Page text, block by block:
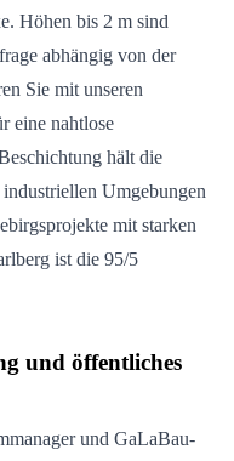
Höhen bis 2 m sind
abhängig von der
Sie mit unseren
eine nahtlose
hält die
Umgebungen
mit starken
ist die 95/5
und öffentliches
und GaLaBau-